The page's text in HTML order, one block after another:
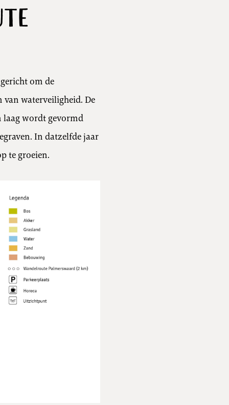
om de
van waterveiligheid. De
laag wordt gevormd
In datzelfde jaar
te groeien.